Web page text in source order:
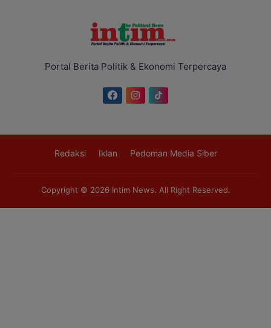
Portal Berita Politik & Ekonomi Terpercaya
Redaksi Iklan Pedoman Media Siber
Copyright © 2026 Intim News. All Right Reserved.